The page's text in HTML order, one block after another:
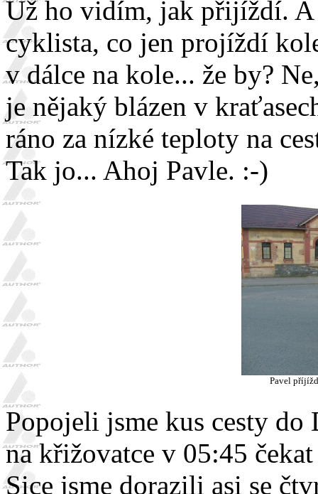
Už ho vidím, jak přijíždí.
cyklista, co jen projíždí
v dálce na kole... že by?
je nějaký blázen v
ráno za nízké teploty na
Tak jo... Ahoj Pavle. :-)
Pavel
Popojeli jsme kus cesty do
na křižovatce v 05:45
Sice jsme dorazili asi se